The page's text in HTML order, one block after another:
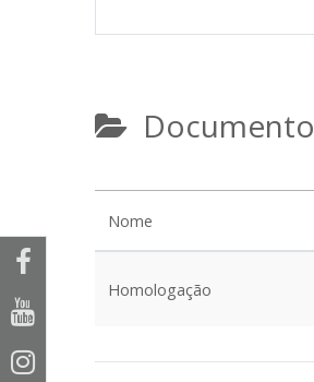
Nome
Homologação